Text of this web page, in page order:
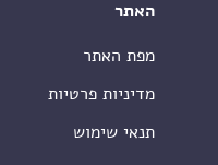
האתר
מפת האתר
מדיניות פרטיות
תנאי שימוש